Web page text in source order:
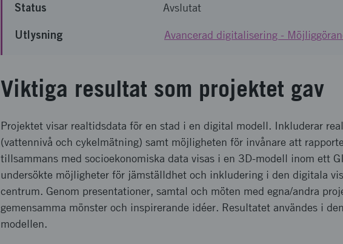
Status Avslutat
Utlysning Avancerad digitalisering -
Viktiga resultat som projektet gav
Projektet visar realtidsdata för en stad i en digital modell. Inkluderar
(vattennivå och cykelmätning) samt möjligheten för invånare att
tillsammans med socioekonomiska data visas i en 3D-modell inom ett
undersökte möjligheter för jämställdhet och inkludering i den digitala
centrum. Genom presentationer, samtal och möten med egna/andra
gemensamma mönster och inspirerande idéer. Resultatet användes i
modellen.